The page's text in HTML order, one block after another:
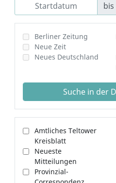
bis
Berliner Zeitung
Neue Zeit
Neues Deutschland
Suche in der
Amtliches Teltower
Kreisblatt
Neueste
Mitteilungen
Provinzial-